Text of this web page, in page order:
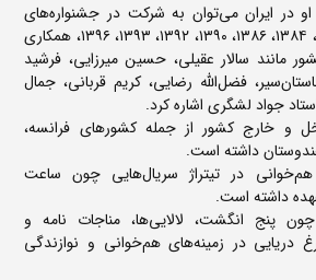
در ایران می‌توان به شرکت در جشنواره‌های
موسیقی فجر ۱۳۸۱، ۱۳۸۲، ۱۳۸۴، ۱۳۸۶، ۱۳۹۰، ۱۳۹۲، ۱۳۹۳، ۱۳۹۶، همکاری
مانند سالار عقیلی، حسین میرزایی، فرشید
فضل‌الله رضایی، کریم قربانی، جمال
جواد لشگری اشاره کرد.
و خارج کشور از جمله کشورهای فرانسه،
داشته است.
در تیتراژ سریال‌هایی چون ساعت
داشته است.
پنج انگشت، لالایی‌ها، مناجات نامه و
دریایی در زمینه‌های هم‌خوانی و نوازندگی